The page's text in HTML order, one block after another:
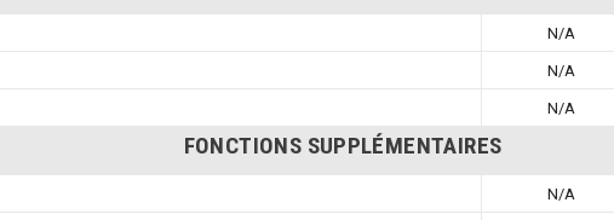
N/A
N/A
N/A
FONCTIONS SUPPLÉMENTAIRES
N/A